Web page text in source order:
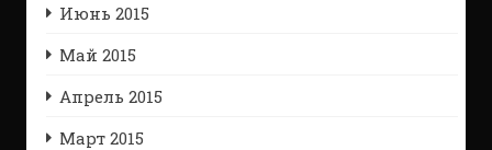
Июнь 2015
Май 2015
Апрель 2015
Март 2015